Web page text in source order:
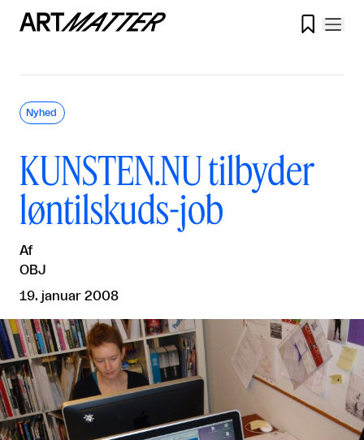

KUNSTEN.NU tilbyder
løntilskuds-job
Af
OBJ
19. januar 2008
Nyhed